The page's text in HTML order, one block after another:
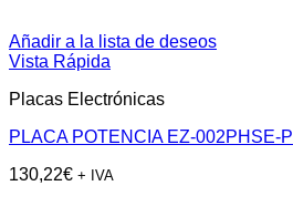
Añadir a la lista de deseos
Vista Rápida
Placas Electrónicas
PLACA POTENCIA EZ-002PHSE-P
130,22€ + IVA